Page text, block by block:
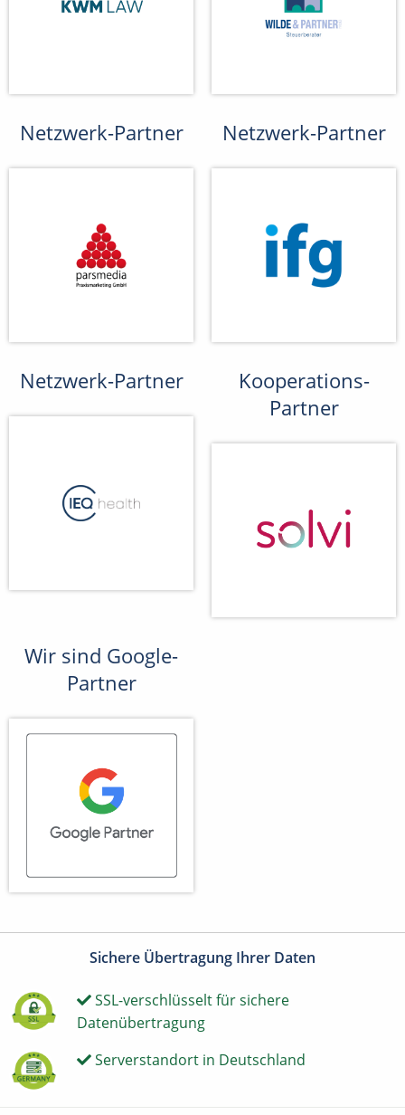
Netzwerk-Partner Netzwerk-Partner
Netzwerk-Partner
Kooperations-
Partner
Wir sind Google-
Partner
Sichere Übertragung Ihrer Daten
SSL-verschlüsselt für sichere
Datenübertragung
Serverstandort in Deutschland